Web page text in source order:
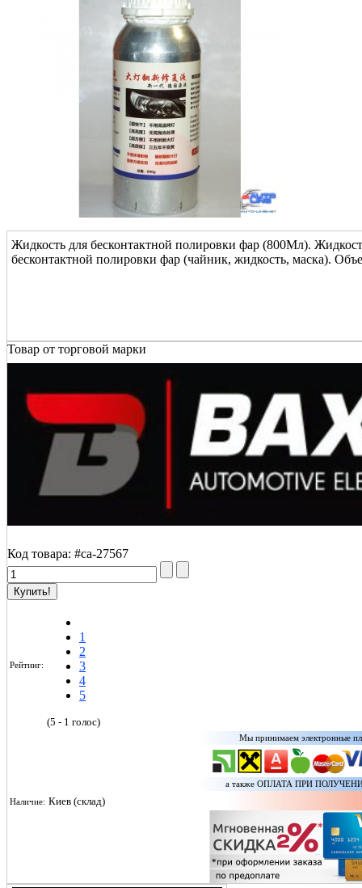
Жидкость для бесконтактной полировки фар (800Мл).
бесконтактной полировки фар (чайник, жидкость, маска).
Товар от торговой марки
Код товара: #ca-27567
Рейтинг:
1
2
3
4
5
(5 - 1 голос)
Мы принимаем электронные
а также ОПЛАТА ПРИ
Наличие: Киев (склад)